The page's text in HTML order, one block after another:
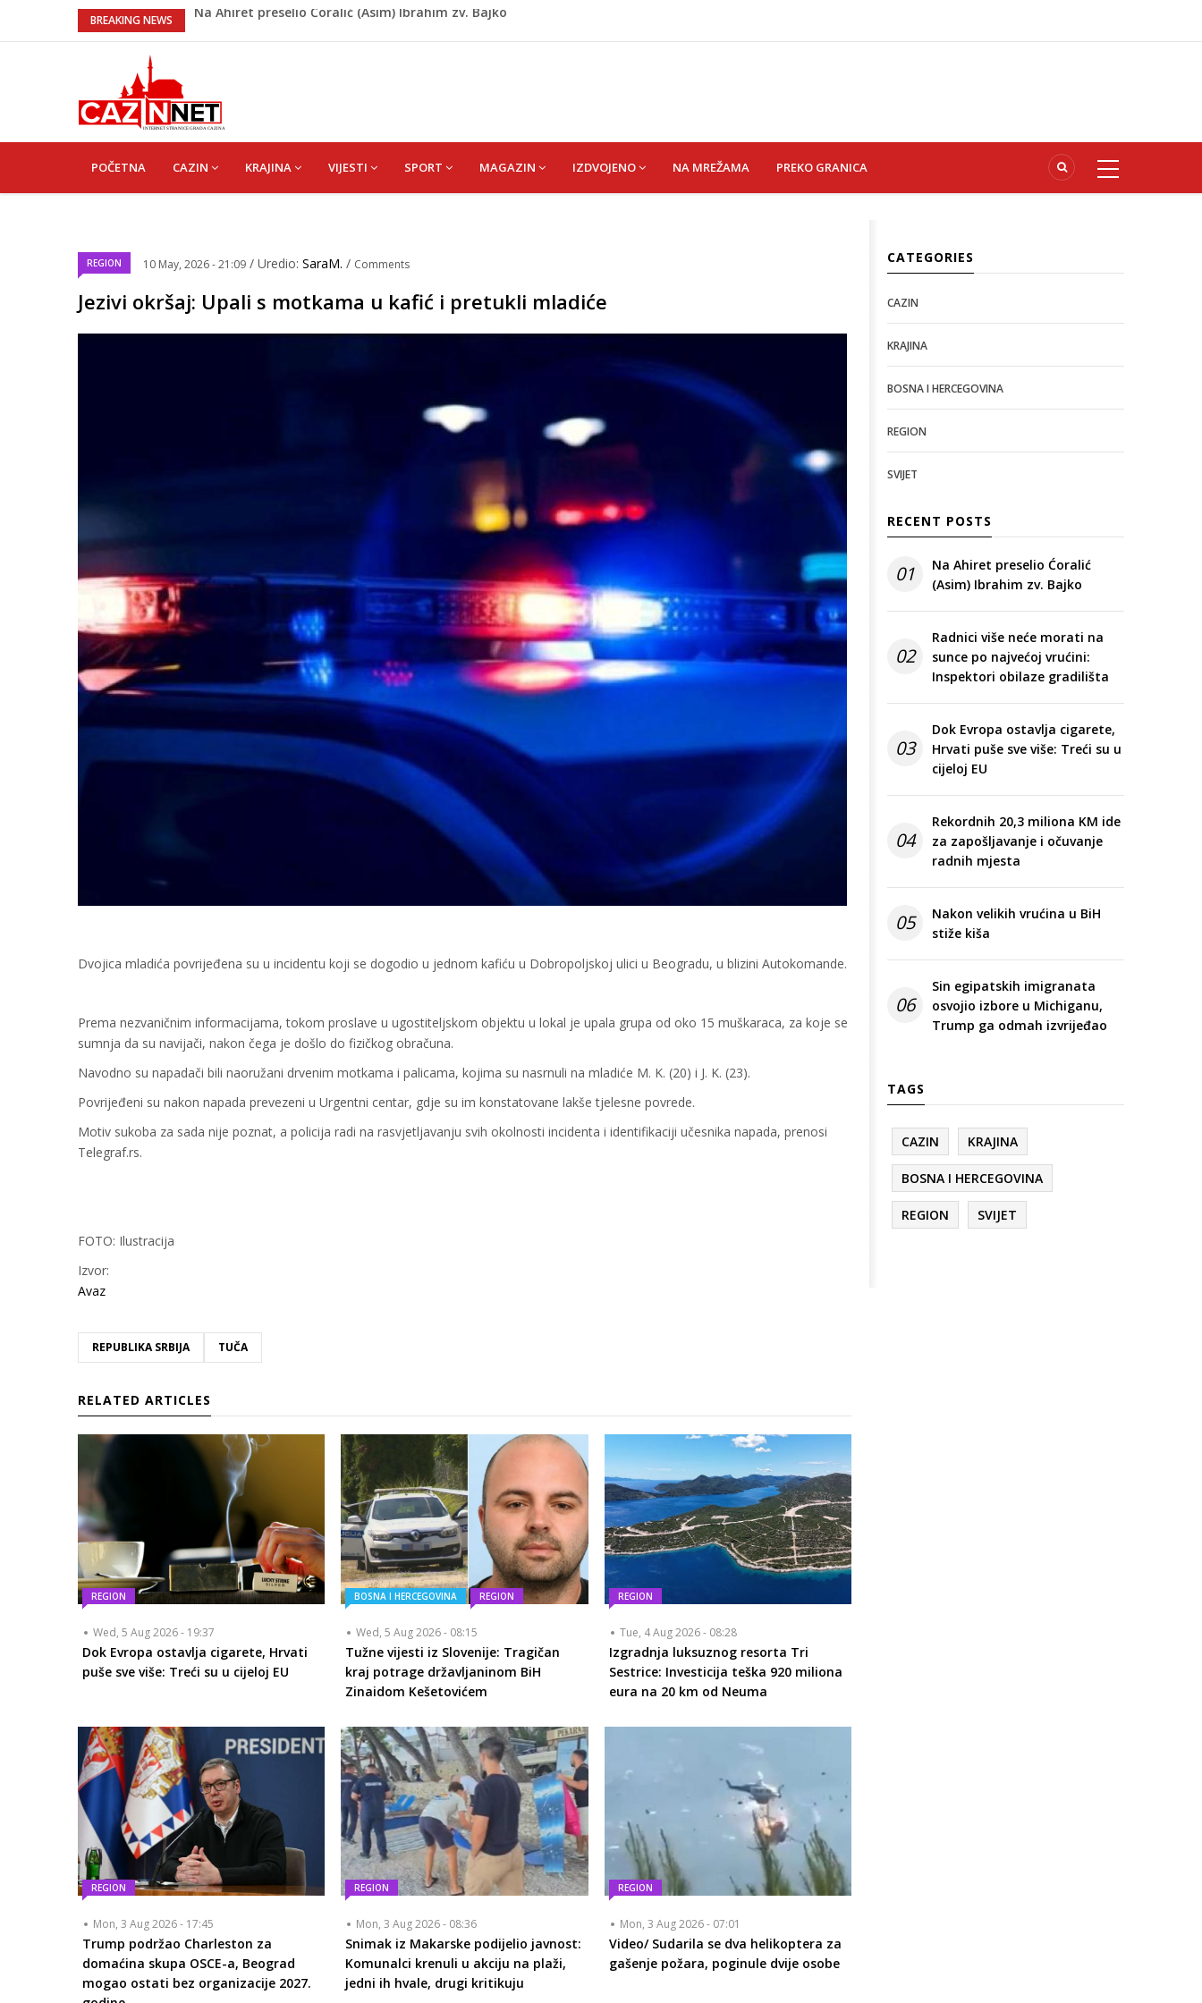
BREAKING NEWS
Nakon velikih vrućina u BiH stiže kiša
Rekordnih 20,3 miliona KM ide za zapošljavanje i očuvanje radnih mjesta
Na Ahiret preselio Ćoralić (Asim) Ibrahim zv. Bajko
NAVIGATION
POČETNA CAZIN KRAJINA VIJESTI SPORT MAGAZIN IZDVOJENO NA MREŽAMA PREKO GRANICA
REGION 10 May, 2026 - 21:09 / Uredio: SaraM. / Comments
Jezivi okršaj: Upali s motkama u kafić i pretukli mladiće
Dvojica mladića povrijeđena su u incidentu koji se dogodio u jednom kafiću u Dobropoljskoj ulici u Beogradu, u blizini Autokomande.
Prema nezvaničnim informacijama, tokom proslave u ugostiteljskom objektu u lokal je upala grupa od oko 15 muškaraca, za koje se
sumnja da su navijači, nakon čega je došlo do fizičkog obračuna.
Navodno su napadači bili naoružani drvenim motkama i palicama, kojima su nasrnuli na mladiće M. K. (20) i J. K. (23).
Povrijeđeni su nakon napada prevezeni u Urgentni centar, gdje su im konstatovane lakše tjelesne povrede.
Motiv sukoba za sada nije poznat, a policija radi na rasvjetljavanju svih okolnosti incidenta i identifikaciji učesnika napada, prenosi
Telegraf.rs.
FOTO: Ilustracija
Izvor:
Avaz
REPUBLIKA SRBIJA TUČA
RELATED ARTICLES
REGION
Wed, 5 Aug 2026 - 19:37
Dok Evropa ostavlja cigarete, Hrvati
puše sve više: Treći su u cijeloj EU
BOSNA I HERCEGOVINA REGION
Wed, 5 Aug 2026 - 08:15
Tužne vijesti iz Slovenije: Tragičan
kraj potrage državljaninom BiH
Zinaidom Kešetovićem
REGION
Tue, 4 Aug 2026 - 08:28
Izgradnja luksuznog resorta Tri
Sestrice: Investicija teška 920 miliona
eura na 20 km od Neuma
REGION
Mon, 3 Aug 2026 - 17:45
Trump podržao Charleston za
domaćina skupa OSCE-a, Beograd
mogao ostati bez organizacije 2027.
REGION
Mon, 3 Aug 2026 - 08:36
Snimak iz Makarske podijelio javnost:
Komunalci krenuli u akciju na plaži,
jedni ih hvale, drugi kritikuju
REGION
Mon, 3 Aug 2026 - 07:01
Video/ Sudarila se dva helikoptera za
gašenje požara, poginule dvije osobe
CATEGORIES
CAZIN
KRAJINA
BOSNA I HERCEGOVINA
REGION
SVIJET
RECENT POSTS
01
Na Ahiret preselio Ćoralić
(Asim) Ibrahim zv. Bajko
02
Radnici više neće morati na
sunce po najvećoj vrućini:
Inspektori obilaze gradilišta
03
Dok Evropa ostavlja cigarete,
Hrvati puše sve više: Treći su u
cijeloj EU
04
Rekordnih 20,3 miliona KM ide
za zapošljavanje i očuvanje
radnih mjesta
05
Nakon velikih vrućina u BiH
stiže kiša
06
Sin egipatskih imigranata
osvojio izbore u Michiganu,
Trump ga odmah izvrijeđao
TAGS
CAZIN KRAJINA
BOSNA I HERCEGOVINA
REGION SVIJET